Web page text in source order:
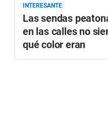
INTERESANTE
Las sendas
en las calles no
qué color eran